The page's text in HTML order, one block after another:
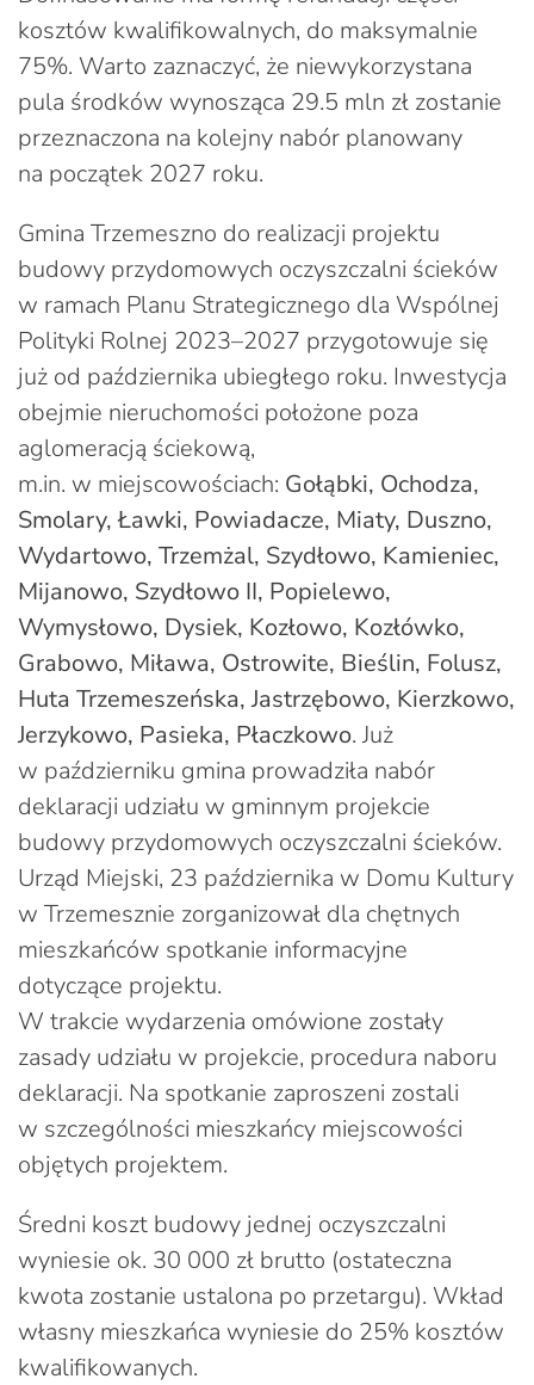
kosztów kwalifikowalnych, do maksymalnie
75%. Warto zaznaczyć, że niewykorzystana
pula środków wynosząca 29.5 mln zł zostanie
przeznaczona na kolejny nabór planowany
na początek 2027 roku.
Gmina Trzemeszno do realizacji projektu
budowy przydomowych oczyszczalni ścieków
w ramach Planu Strategicznego dla Wspólnej
Polityki Rolnej 2023–2027 przygotowuje się
już od października ubiegłego roku. Inwestycja
obejmie nieruchomości położone poza
aglomeracją ściekową,
m.in. w miejscowościach: Gołąbki, Ochodza,
Smolary, Ławki, Powiadacze, Miaty, Duszno,
Wydartowo, Trzemżal, Szydłowo, Kamieniec,
Mijanowo, Szydłowo II, Popielewo,
Wymysłowo, Dysiek, Kozłowo, Kozłówko,
Grabowo, Miława, Ostrowite, Bieślin, Folusz,
Huta Trzemeszeńska, Jastrzębowo, Kierzkowo,
Jerzykowo, Pasieka, Płaczkowo. Już
w październiku gmina prowadziła nabór
deklaracji udziału w gminnym projekcie
budowy przydomowych oczyszczalni ścieków.
Urząd Miejski, 23 października w Domu Kultury
w Trzemesznie zorganizował dla chętnych
mieszkańców spotkanie informacyjne
dotyczące projektu.
W trakcie wydarzenia omówione zostały
zasady udziału w projekcie, procedura naboru
deklaracji. Na spotkanie zaproszeni zostali
w szczególności mieszkańcy miejscowości
objętych projektem.
Średni koszt budowy jednej oczyszczalni
wyniesie ok. 30 000 zł brutto (ostateczna
kwota zostanie ustalona po przetargu). Wkład
własny mieszkańca wyniesie do 25% kosztów
kwalifikowanych.